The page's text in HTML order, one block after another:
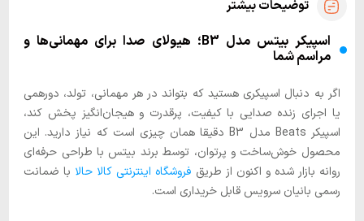
توضیحات بیشتر
اسپیکر بیتس مدل B3؛ هیولای صدا برای مهمانی‌ها و
مراسم شما
اگر به دنبال اسپیکری هستید که بتواند در هر مهمانی، تولد، دورهمی
یا اجرای زنده صدایی با کیفیت، پرقدرت و هیجان‌انگیز پخش کند،
اسپیکر Beats مدل B3 دقیقا همان چیزی است که نیاز دارید. این
محصول خوش‌ساخت و پرتوان، توسط برند بیتس با طراحی حرفه‌ای
روانه بازار شده و اکنون از طریق فروشگاه اینترنتی کالا حالا با ضمانت
رسمی بانیان سرویس قابل خریداری است.